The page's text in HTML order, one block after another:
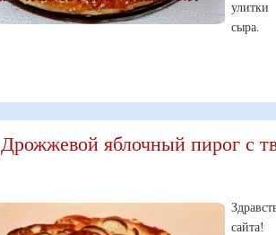
сыра.
Дрожжевой яблочный пирог с